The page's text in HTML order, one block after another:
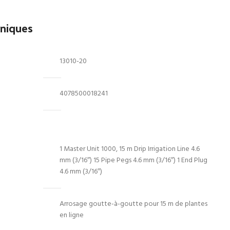
13010-20
4078500018241
1 Master Unit 1000, 15 m Drip Irrigation Line 4.6
mm (3/16″) 15 Pipe Pegs 4.6 mm (3/16″) 1 End Plug
4.6 mm (3/16″)
Arrosage goutte-à-goutte pour 15 m de plantes
en ligne